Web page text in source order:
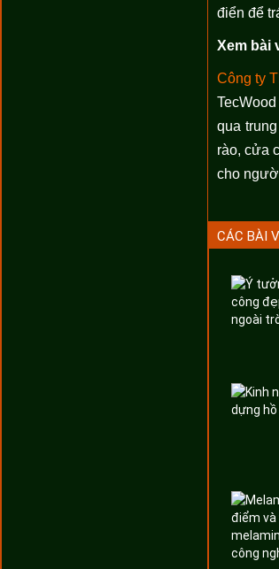
điển để
Xem bài
Công ty
qua
rào, cửa
cho
CÁC BÀI